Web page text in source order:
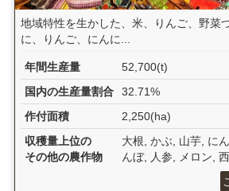
地域特性を生かした、米、りんご、野菜
に、りんご、にんに...
年間生産量
52,700(t)
国内の生産量割合
32.71%
作付面積
2,250(ha)
収穫量上位の
その他の農作物
大根, かぶ, 山芋, に
んぼ, 人参, メロン,